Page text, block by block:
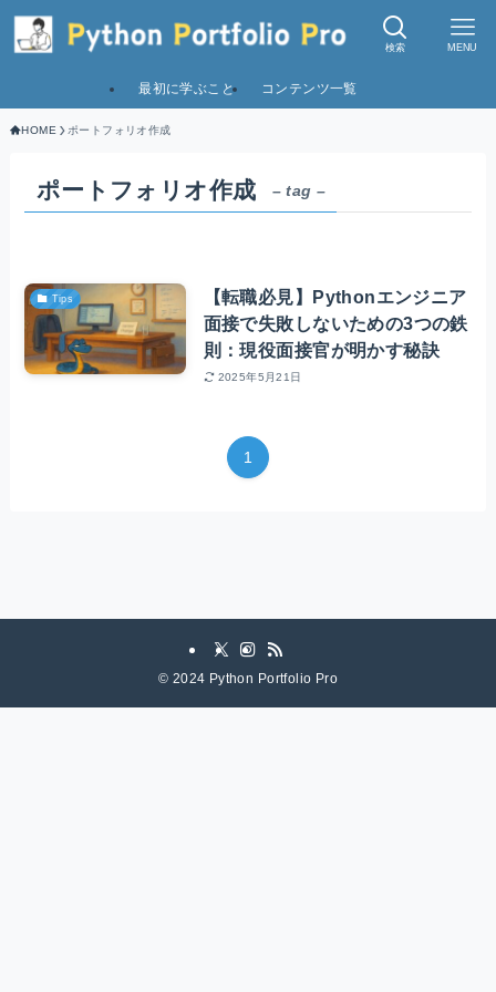
検索 MENU
最初に学ぶこと コンテンツ一覧
HOME ポートフォリオ作成
ポートフォリオ作成 – tag –
Tips
【転職必見】Pythonエンジニア
面接で失敗しないための3つの鉄
則：現役面接官が明かす秘訣
2025年5月21日
1
© 2024 Python Portfolio Pro